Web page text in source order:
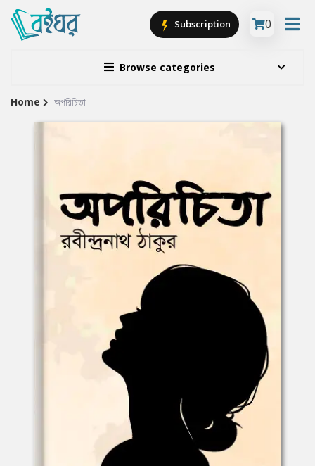
Browse categories
Subscription 0
Site
Home অপরিচিতা